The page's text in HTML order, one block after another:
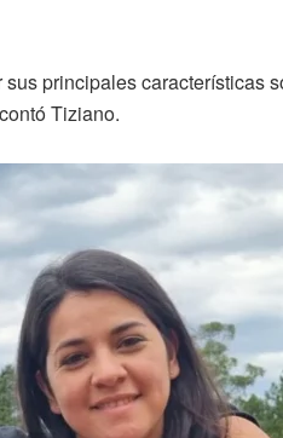
principales características
contó Tiziano.